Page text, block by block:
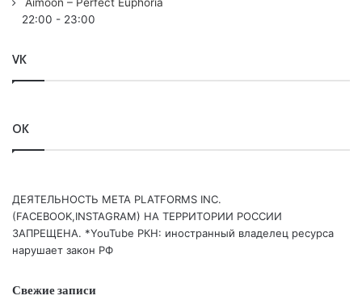
TWILLIGHT/
Of Love /FLASHOVER/
Ваша оценка:
22:00 - 23:00
VK
OK
ДЕЯТЕЛЬНОСТЬ МЕТА PLATFORMS INC.
(FACEBOOK,INSTAGRAM) НА ТЕРРИТОРИИ РОССИИ
ЗАПРЕЩЕНА. *YouTube РКН: иностранный владелец ресурса
нарушает закон РФ
Свежие записи